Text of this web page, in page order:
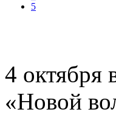
5
4 октября
«Новой